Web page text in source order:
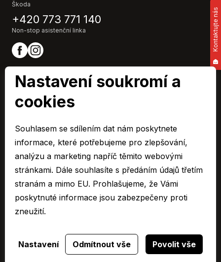
Společnost je zapsaná u Krajského soudu v Brně, oddíl C 15795
© 2026 Všechna práva vyhrazena.
Cookies
Ochrana osobních údajů – GDPR
Compliance
Mimosoudní řešení spotřebitelských sporů
Škoda
+420 773 771 140
Non-stop asistenční linka Kontaktujte nás
Nastavení soukromí a
cookies
Souhlasem se sdílením dat nám poskytnete
informace, které potřebujeme pro zlepšování,
analýzu a marketing napříč těmito webovými
stránkami. Dále souhlasíte s předáním údajů třetím
stranám a mimo EU. Prohlašujeme, že Vámi
poskytnuté informace jsou zabezpečeny proti
zneužití.
Nastavení Odmítnout vše Povolit vše